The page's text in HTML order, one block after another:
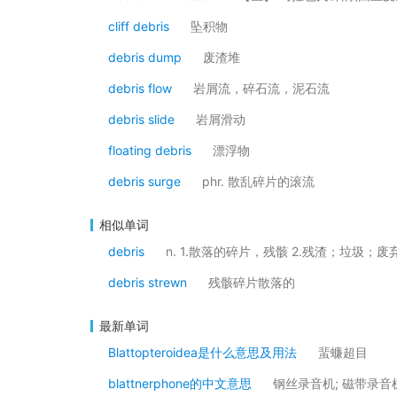
cliff debris 坠积物
debris dump 废渣堆
debris flow 岩屑流，碎石流，泥石流
debris slide 岩屑滑动
floating debris 漂浮物
debris surge phr. 散乱碎片的滚流
相似单词
debris
n. 1.散落的碎片，残骸 2.残渣；垃圾；废
debris strewn 残骸碎片散落的
最新单词
Blattopteroidea是什么意思及用法
蜚蠊超目
blattnerphone的中文意思 钢丝录音机; 磁带录音